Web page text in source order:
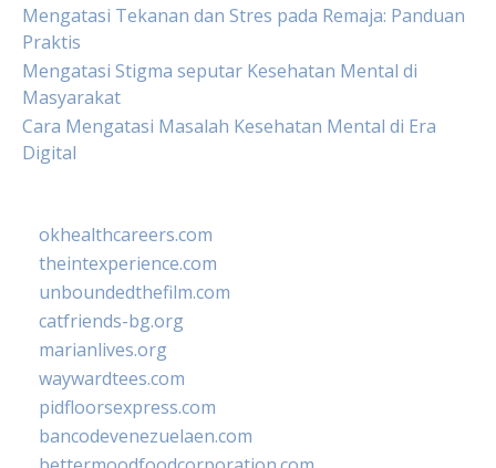
Mengatasi Tekanan dan Stres pada Remaja: Panduan
Praktis
Mengatasi Stigma seputar Kesehatan Mental di
Masyarakat
Cara Mengatasi Masalah Kesehatan Mental di Era
Digital
okhealthcareers.com
theintexperience.com
unboundedthefilm.com
catfriends-bg.org
marianlives.org
waywardtees.com
pidfloorsexpress.com
bancodevenezuelaen.com